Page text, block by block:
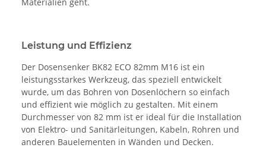
Leistung und Effizienz
Der Dosensenker BK82 ECO 82mm M16 ist ein
leistungsstarkes Werkzeug, das speziell entwickelt
wurde, um das Bohren von Dosenlöchern so einfach
und effizient wie möglich zu gestalten. Mit einem
Durchmesser von 82 mm ist er ideal für die Installation
von Elektro- und Sanitärleitungen, Kabeln, Rohren und
anderen Bauelementen in Wänden und Decken.